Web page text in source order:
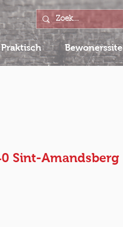
Praktisch Bewonerssite
Sint-Amandsberg